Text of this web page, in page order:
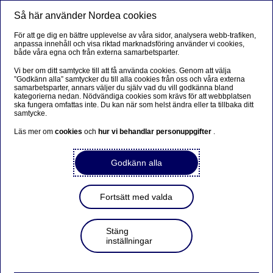
Bolån
Kontantinsatslån
Prata med oss om
kontantinsatslån
Fyll i dina kontaktuppgifter, så hör en av våra rådgivare
av sig till dig inom kort.
Fält markerade med en asterisk (*) är obligatoriska att
Så här använder Nordea cookies
För att ge dig en bättre upplevelse av våra sidor, analysera webb-trafiken,
anpassa innehåll och visa riktad marknadsföring använder vi cookies,
både våra egna och från externa samarbetsparter.
Vi ber om ditt samtycke till att få använda cookies. Genom att välja
”Godkänn alla” samtycker du till alla cookies från oss och våra externa
samarbetsparter, annars väljer du själv vad du vill godkänna bland
kategorierna nedan. Nödvändiga cookies som krävs för att webbplatsen
ska fungera omfattas inte. Du kan när som helst ändra eller ta tillbaka ditt
samtycke.
Läs mer omcookiesoch hur vi behandlar personuppgifter .
Godkänn alla
Fortsätt med valda
Stäng
inställningar